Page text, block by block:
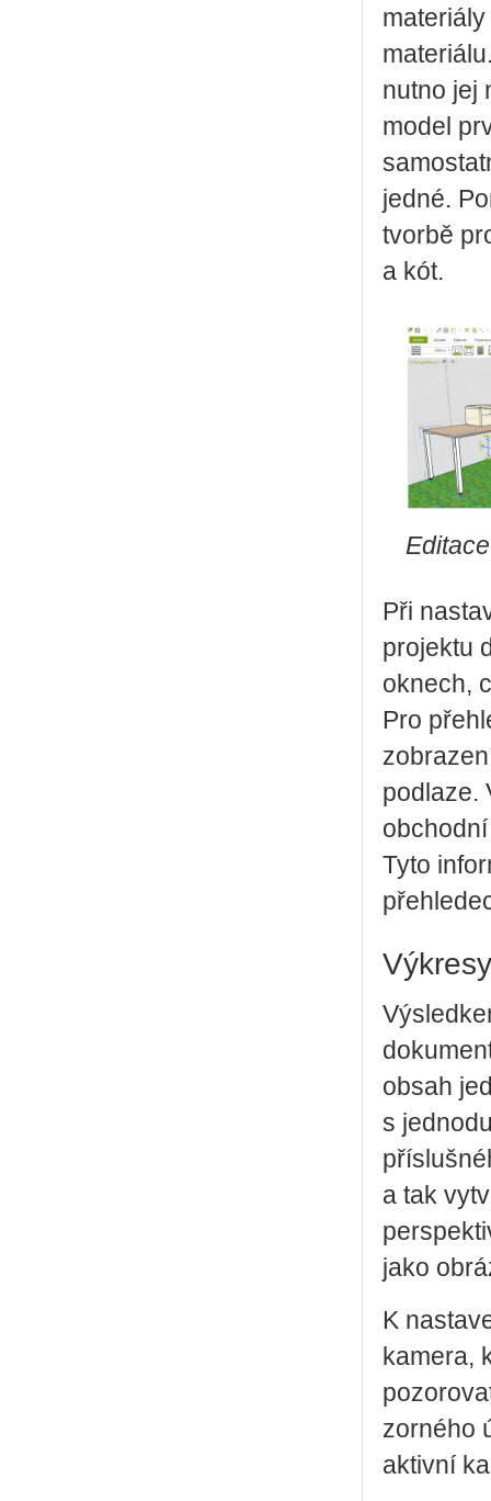
nutno jej
model
jedné.
tvorbě
a kót.
Při
projektu
oknech,
Pro
podlaze.
Tyto
obsah
s
a tak
jako
K
kamera,
zorného
aktivní